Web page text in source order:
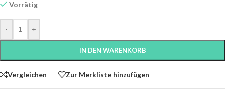
Vorrätig
- +
IN DEN WARENKORB
Vergleichen Zur Merkliste hinzufügen